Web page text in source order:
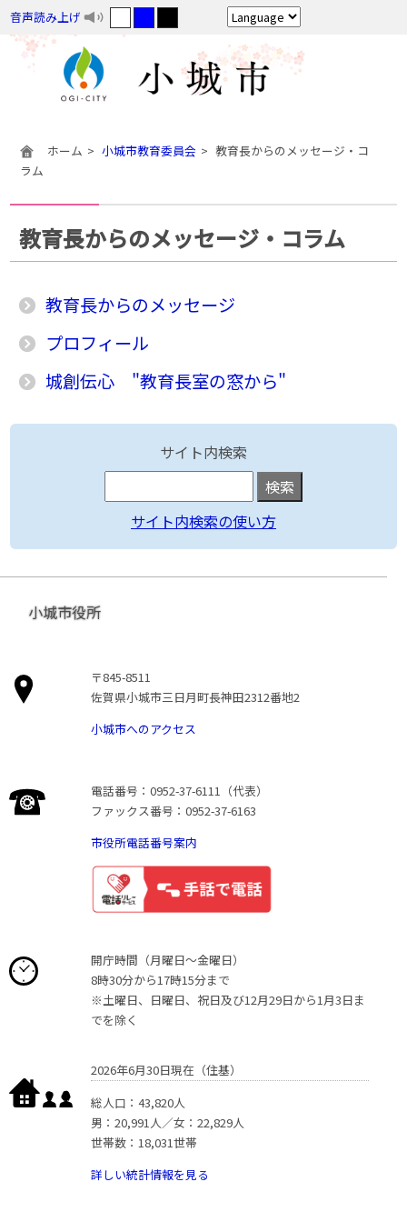
音声読み上げ
ホーム 小城市教育委員会
教育長からのメッセージ・コ
ラム
教育長からのメッセージ・コラム
教育長からのメッセージ
プロフィール
城創伝心 "教育長室の窓から"
サイト内検索
サイト内検索の使い方
小城市役所
〒845-8511
佐賀県小城市三日月町長神田2312番地2
小城市へのアクセス
電話番号：0952-37-6111（代表）
ファックス番号：0952-37-6163
市役所電話番号案内
開庁時間（月曜日〜金曜日）
8時30分から17時15分まで
※土曜日、日曜日、祝日及び12月29日から1月3日ま
でを除く
2026年6月30日現在（住基）
総人口：43,820人
男：20,991人／女：22,829人
世帯数：18,031世帯
詳しい統計情報を見る